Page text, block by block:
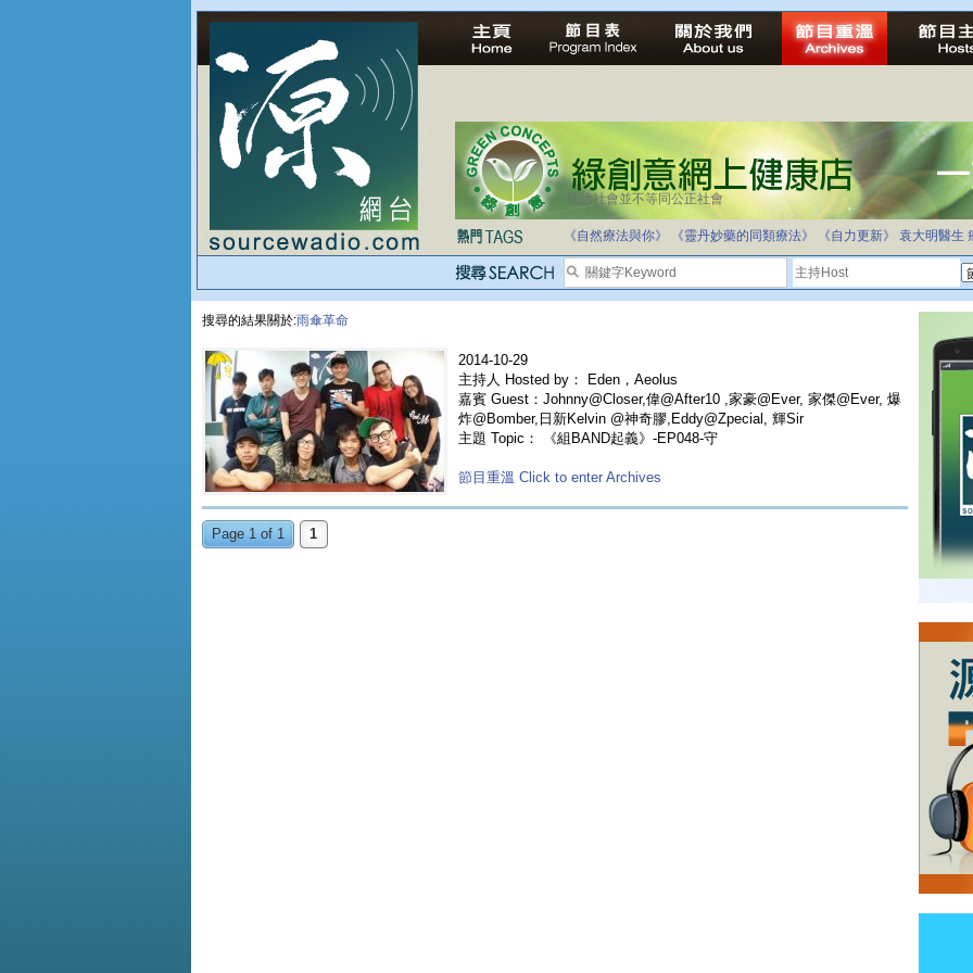
法治社會並不等同公正社會
自家教育合法化-推動多元化教育，全民學卷制
《自然療法與你》
《靈丹妙藥的同類療法》 《自力更新》 袁大明醫生
搜尋的結果關於:雨傘革命
2014-10-29
主持人 Hosted by： Eden，Aeolus
嘉賓 Guest：Johnny@Closer,偉@After10 ,家豪@Ever, 家傑@Ever, 爆
炸@Bomber,日新Kelvin @神奇膠,Eddy@Zpecial, 輝Sir
主題 Topic： 《組BAND起義》-EP048-守
節目重溫 Click to enter Archives
Page 1 of 1 1